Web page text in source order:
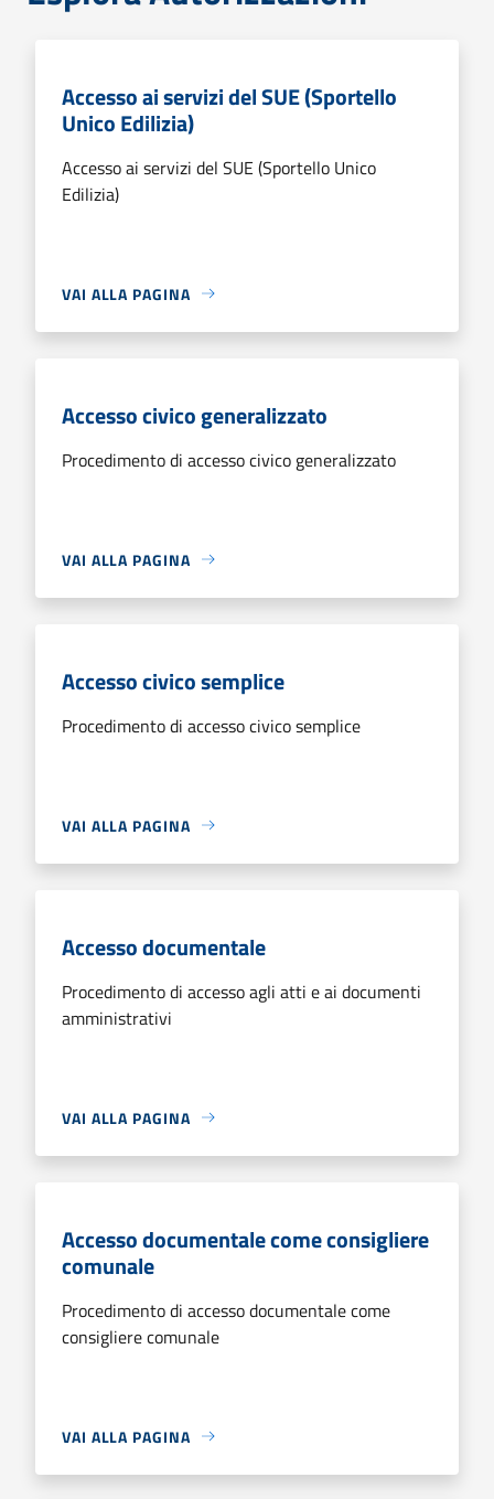
Accesso ai servizi del SUE (Sportello
Unico Edilizia)
Accesso ai servizi del SUE (Sportello Unico
Edilizia)
VAI ALLA PAGINA
Accesso civico generalizzato
Procedimento di accesso civico generalizzato
VAI ALLA PAGINA
Accesso civico semplice
Procedimento di accesso civico semplice
VAI ALLA PAGINA
Accesso documentale
Procedimento di accesso agli atti e ai documenti
amministrativi
VAI ALLA PAGINA
Accesso documentale come consigliere
comunale
Procedimento di accesso documentale come
consigliere comunale
VAI ALLA PAGINA